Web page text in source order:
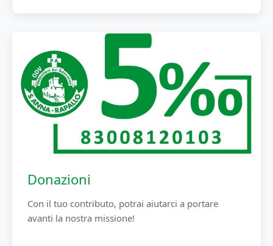
Donazioni
Con il tuo contributo, potrai aiutarci a portare
avanti la nostra missione!